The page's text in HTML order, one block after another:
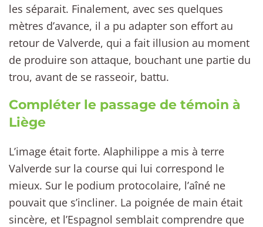
les séparait. Finalement, avec ses quelques
mètres d’avance, il a pu adapter son effort au
retour de Valverde, qui a fait illusion au moment
de produire son attaque, bouchant une partie du
trou, avant de se rasseoir, battu.
Compléter le passage de témoin à
Liège
L’image était forte. Alaphilippe a mis à terre
Valverde sur la course qui lui correspond le
mieux. Sur le podium protocolaire, l’aîné ne
pouvait que s’incliner. La poignée de main était
sincère, et l’Espagnol semblait comprendre que